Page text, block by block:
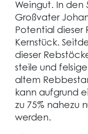
Weingut. In den
Großvater
Potential dieser
Kernstück.
dieser
steile und
altem
kann aufgrund
zu 75% nahezu
werden.